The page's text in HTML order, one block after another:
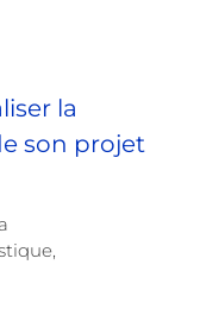
la
son projet